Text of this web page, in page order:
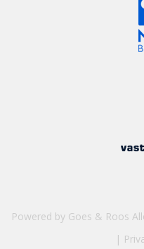
Powered by Goes & Roos
|